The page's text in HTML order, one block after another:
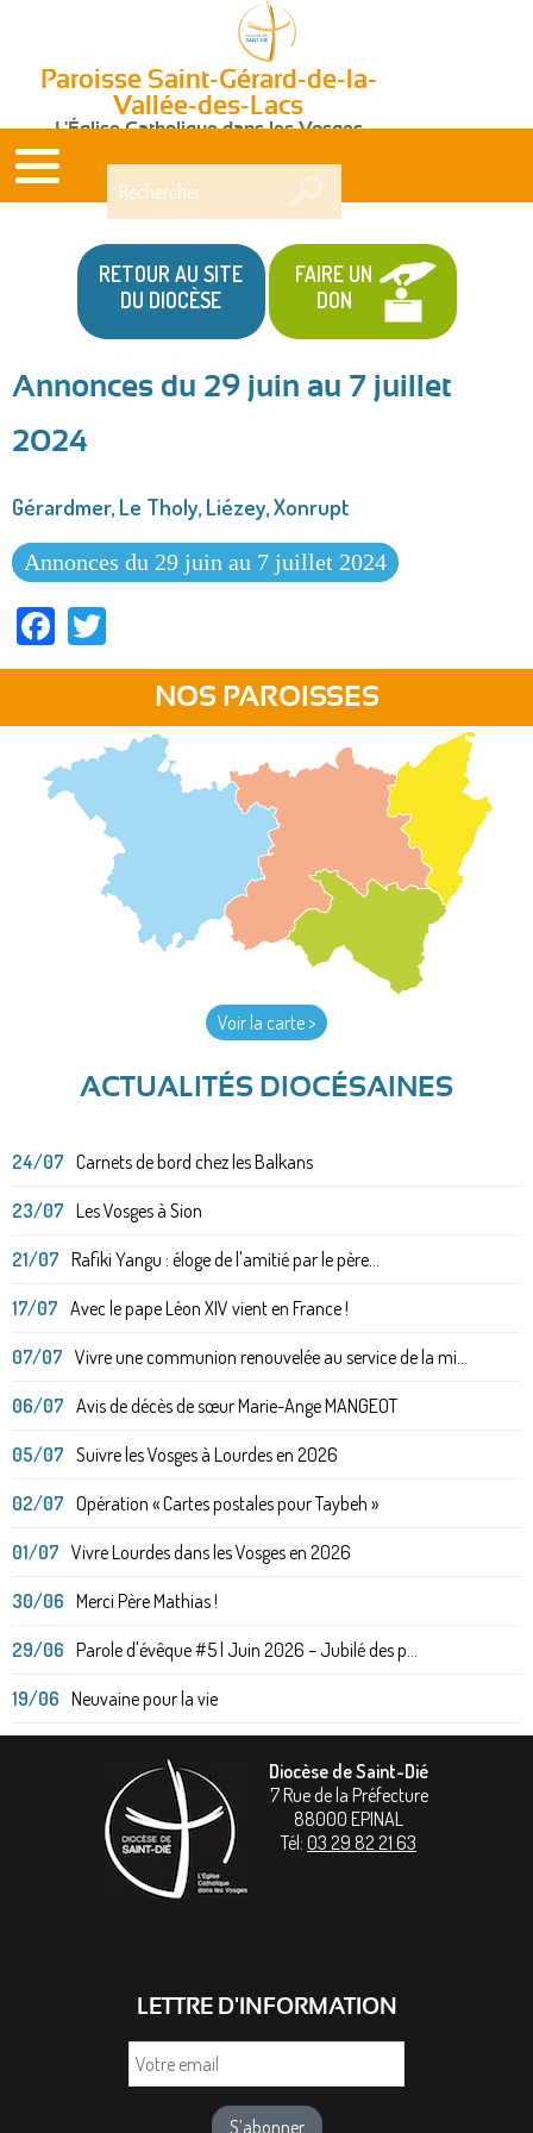
Paroisse Saint-Gérard-de-la-
Vallée-des-Lacs
L'Église Catholique dans les Vosges
RETOUR AU SITE
DU DIOCÈSE
FAIRE UN
DON
êtes
ici
Annonces du 29 juin au 7 juillet
2024
Gérardmer, Le Tholy, Liézey, Xonrupt
Annonces du 29 juin au 7 juillet 2024
Facebook
NOS PAROISSES
Voir la carte >
ACTUALITÉS DIOCÉSAINES
24/07 Carnets de bord chez les Balkans
23/07 Les Vosges à Sion
21/07 Rafiki Yangu : éloge de l'amitié par le père...
17/07 Avec le pape Léon XIV vient en France !
07/07 Vivre une communion renouvelée au service de la mi...
06/07 Avis de décès de sœur Marie-Ange MANGEOT
05/07 Suivre les Vosges à Lourdes en 2026
02/07 Opération « Cartes postales pour Taybeh »
01/07 Vivre Lourdes dans les Vosges en 2026
30/06 Merci Père Mathias !
29/06 Parole d'évêque #5 | Juin 2026 – Jubilé des p...
19/06 Neuvaine pour la vie
Diocèse de Saint-Dié
7 Rue de la Préfecture
88000 EPINAL
Tél: 03 29 82 21 63
LETTRE D'INFORMATION